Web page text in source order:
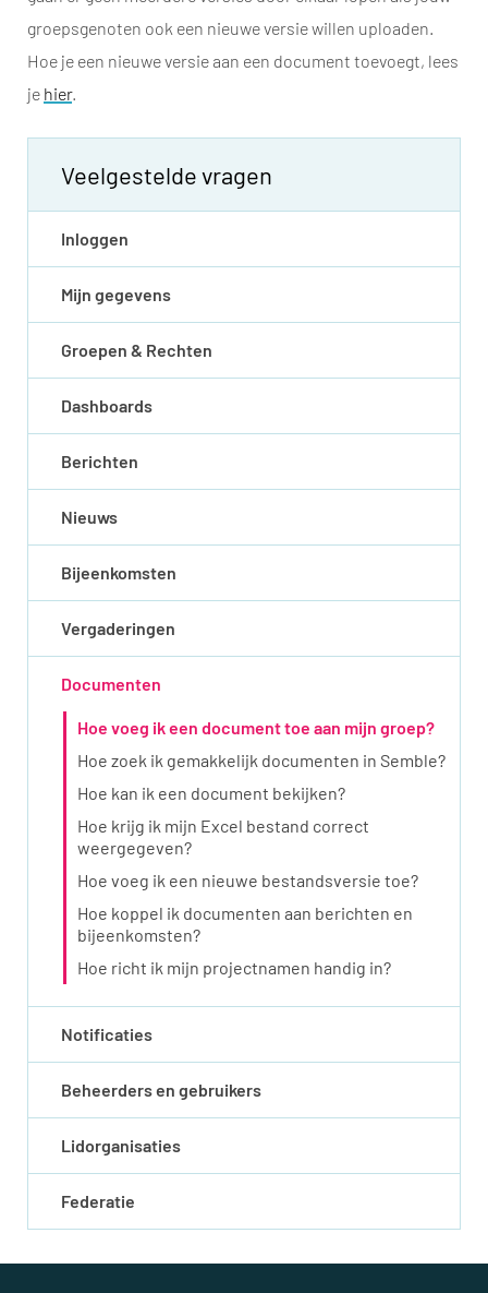
groepsgenoten ook een nieuwe versie willen uploaden.
Hoe je een nieuwe versie aan een document toevoegt, lees
je hier.
Veelgestelde vragen
Inloggen
Mijn gegevens
Groepen & Rechten
Dashboards
Berichten
Nieuws
Bijeenkomsten
Vergaderingen
Documenten
Hoe voeg ik een document toe aan mijn groep?
Hoe zoek ik gemakkelijk documenten in Semble?
Hoe kan ik een document bekijken?
Hoe krijg ik mijn Excel bestand correct
weergegeven?
Hoe voeg ik een nieuwe bestandsversie toe?
Hoe koppel ik documenten aan berichten en
bijeenkomsten?
Hoe richt ik mijn projectnamen handig in?
Notificaties
Beheerders en gebruikers
Lidorganisaties
Federatie